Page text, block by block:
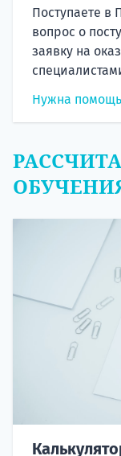
Поступаете в
вопрос о
заявку на
Нужна помощь